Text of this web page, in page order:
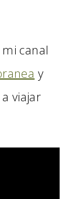
canal
y
viajar